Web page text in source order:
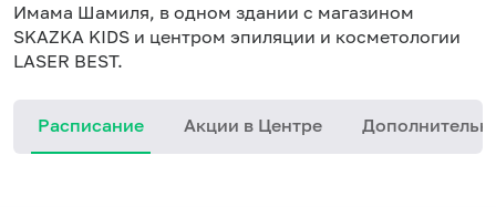
Имама Шамиля, в одном здании с магазином
SKAZKA KIDS и центром эпиляции и косметологии
LASER BEST.
Расписание Акции в Центре